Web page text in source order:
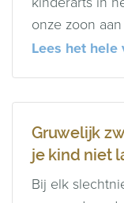
onze zoon
Comfort Team.
Lees het hele
Gruwelijk
je kind niet
Bij elk